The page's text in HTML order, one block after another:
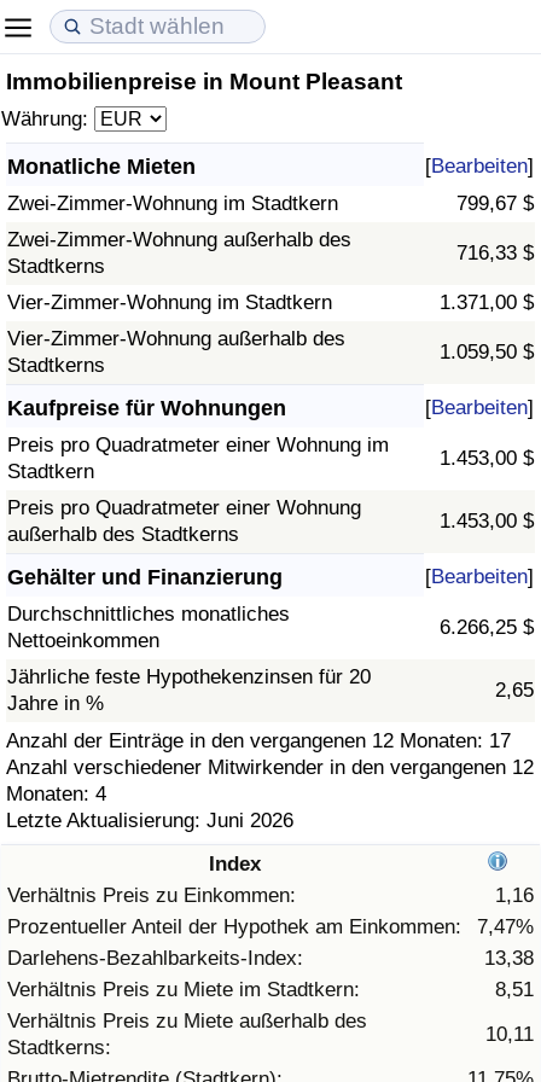
Immobilienpreise in Mount Pleasant
Währung:
Monatliche Mieten [Bearbeiten]
Zwei-Zimmer-Wohnung im Stadtkern
799,67 $
Zwei-Zimmer-Wohnung außerhalb des
Stadtkerns
716,33 $
Vier-Zimmer-Wohnung im Stadtkern
1.371,00 $
Vier-Zimmer-Wohnung außerhalb des
Stadtkerns
1.059,50 $
Kaufpreise für Wohnungen [Bearbeiten]
Preis pro Quadratmeter einer Wohnung im
Stadtkern
1.453,00 $
Preis pro Quadratmeter einer Wohnung
außerhalb des Stadtkerns
1.453,00 $
Gehälter und Finanzierung [Bearbeiten]
Durchschnittliches monatliches
Nettoeinkommen
6.266,25 $
Jährliche feste Hypothekenzinsen für 20
Jahre in %
2,65
Anzahl der Einträge in den vergangenen 12 Monaten: 17
Anzahl verschiedener Mitwirkender in den vergangenen 12
Monaten: 4
Letzte Aktualisierung: Juni 2026
Index
Verhältnis Preis zu Einkommen:
1,16
Prozentueller Anteil der Hypothek am Einkommen:
7,47%
Darlehens-Bezahlbarkeits-Index:
13,38
Verhältnis Preis zu Miete im Stadtkern:
8,51
Verhältnis Preis zu Miete außerhalb des
Stadtkerns:
10,11
Lebenshaltungskosten
Lebenshaltungskosten-Index (aktuell)
Lebenshaltungskosten-Index
Lebenshaltungskosten-Index nach Land
in Akaba
Immobilienpreise
Immobilienpreis-Index (aktuell)
Immobilienpreis-Index
Immobilienpreis-Index nach Land
Lebensqualität
Lebensqualität-Index
Lebensqualität-Index (aktuell)
Lebensqualitätsindex nach Land
Kriminalität
Kriminalitäts-Index (aktuell)
Kriminalitäts-Index
Kriminalitätsindex nach Land
Gesundheitsversorgung
Gesundheitsversorgungs-Index (aktuell)
Gesundheitsversorgungs-Index
Gesundheitsversorgungs-Index nach Land
Umweltverschmutzung
Umweltverschmutzungs-Index (aktuell)
Verschmutzungsindex
Umweltverschmutzungs-Index nach Land
Verkehr